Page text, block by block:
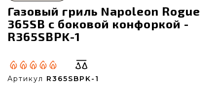
Газовый гриль Napoleon Rogue
365SB с боковой конфоркой -
R365SBPK-1
Артикул R365SBPK-1